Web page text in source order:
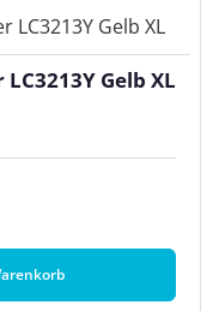
Gelb XL